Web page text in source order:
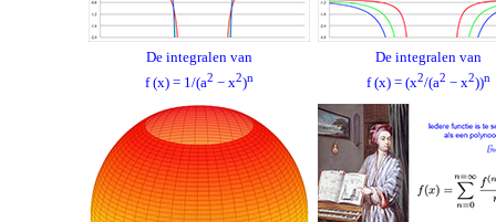
De integralen van
f (x) = 1/(a2 − x2)n
De integralen van
f (x) = (x2/(a2 − x2))n